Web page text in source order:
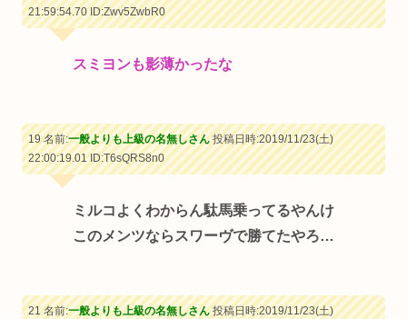
21:59:54.70ID:Zwv5ZwbR0
スミヨンも影薄かったな
19 名前:一般よりも上級の名無しさん投稿日時:2019/11/23(土)
22:00:19.01ID:T6sQRS8n0
ミルコよくわからん駄馬乗ってるやんけ
このメンツならスワーヴで勝てたやろ…
21 名前:一般よりも上級の名無しさん投稿日時:2019/11/23(土)